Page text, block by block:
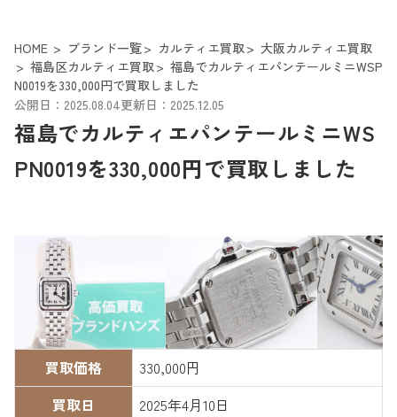
HOME ブランド一覧 カルティエ買取
大阪カルティエ買取
福島区カルティエ買取
福島でカルティエパンテールミニWSP
N0019を330,000円で買取しました
公開日：2025.08.04更新日：2025.12.05
福島でカルティエパンテールミニWS
PN0019を330,000円で買取しました
買取価格
330,000円
買取日
2025年4月10日